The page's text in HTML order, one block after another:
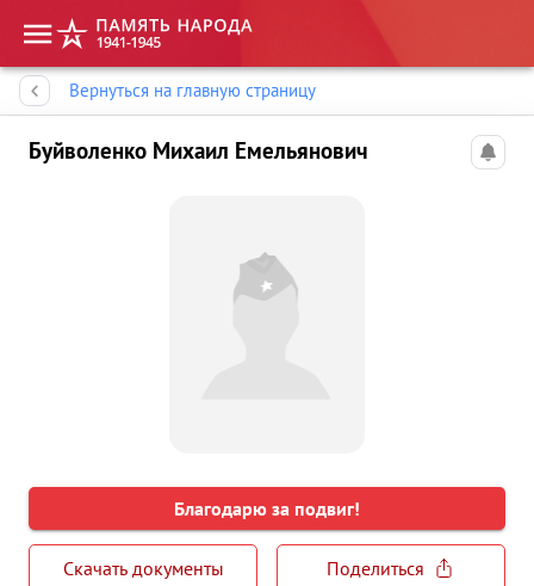
Вернуться на главную страницу
Буйволенко Михаил Емельянович
Благодарю за подвиг!
Скачать документы
Поделиться
Память народа